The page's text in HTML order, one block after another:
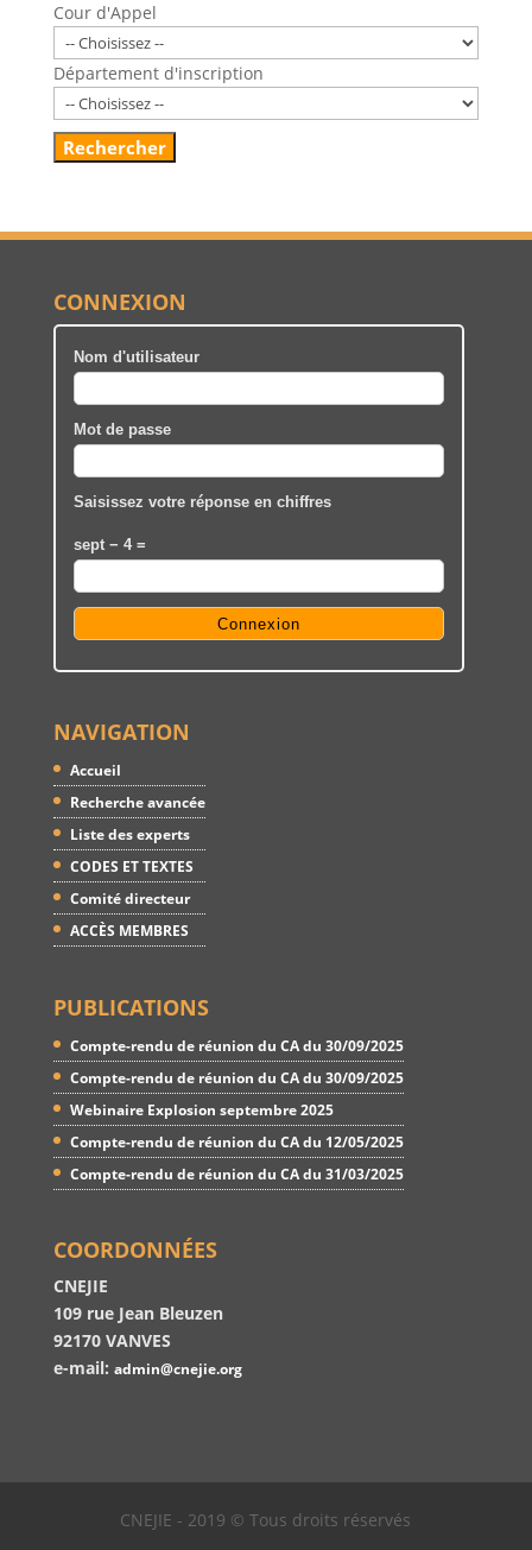
Cour d'Appel
Département d'inscription
CONNEXION
Nom d'utilisateur
Mot de passe
Saisissez votre réponse en chiffres
sept − 4 =
NAVIGATION
Accueil
Recherche avancée
Liste des experts
CODES ET TEXTES
Comité directeur
ACCÈS MEMBRES
PUBLICATIONS
Compte-rendu de réunion du CA du 30/09/2025
Compte-rendu de réunion du CA du 30/09/2025
Webinaire Explosion septembre 2025
Compte-rendu de réunion du CA du 12/05/2025
Compte-rendu de réunion du CA du 31/03/2025
COORDONNÉES
CNEJIE
109 rue Jean Bleuzen
92170 VANVES
e-mail: admin@cnejie.org
CNEJIE - 2019 © Tous droits réservés